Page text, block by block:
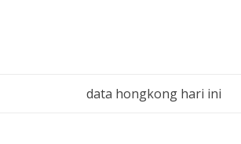
data hongkong hari ini